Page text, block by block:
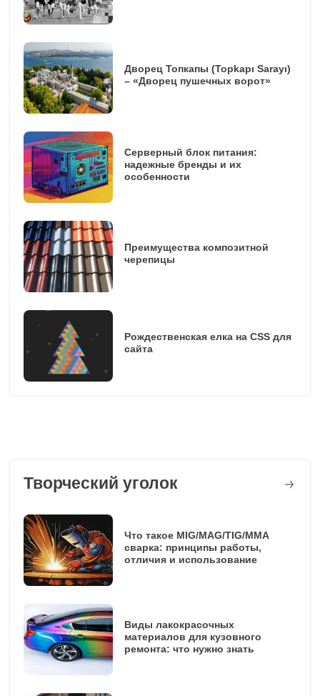
Дворец Топкапы (Topkapı Sarayı)
– «Дворец пушечных ворот»
Серверный блок питания:
надежные бренды и их
особенности
Преимущества композитной
черепицы
Рождественская елка на CSS для
сайта
Творческий уголок
Что такое MIG/MAG/TIG/MMA
сварка: принципы работы,
отличия и использование
Виды лакокрасочных
материалов для кузовного
ремонта: что нужно знать